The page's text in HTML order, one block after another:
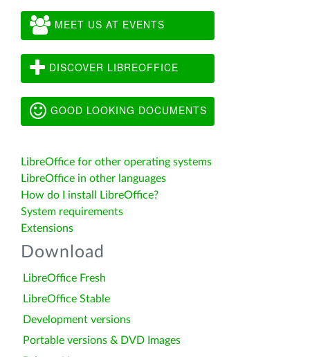
MEET US AT EVENTS
DISCOVER LIBREOFFICE
GOOD LOOKING DOCUMENTS
LibreOffice for other operating systems
LibreOffice in other languages
How do I install LibreOffice?
System requirements
Extensions
Download
LibreOffice Fresh
LibreOffice Stable
Development versions
Portable versions & DVD Images